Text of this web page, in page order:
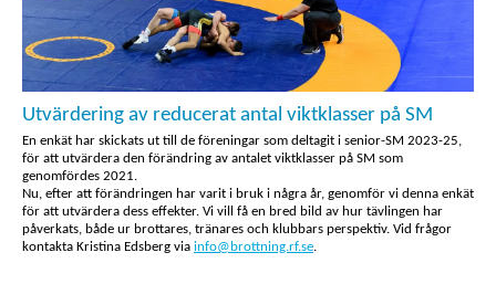
Utvärdering av reducerat antal viktklasser på SM
En enkät har skickats ut till de föreningar som deltagit i senior-SM 2023-25,
för att utvärdera den förändring av antalet viktklasser på SM som
genomfördes 2021.
Nu, efter att förändringen har varit i bruk i några år, genomför vi denna enkät
för att utvärdera dess effekter. Vi vill få en bred bild av hur tävlingen har
påverkats, både ur brottares, tränares och klubbars perspektiv. Vid frågor
kontakta Kristina Edsberg via info@brottning.rf.se.